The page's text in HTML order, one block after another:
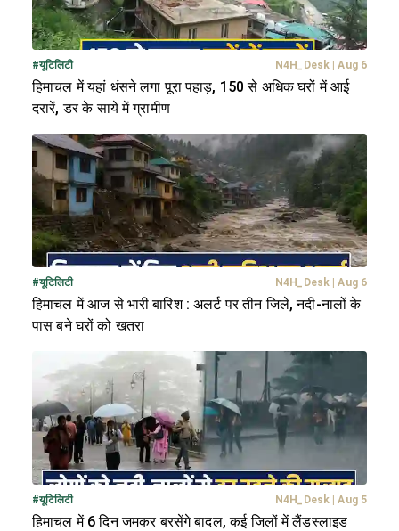
#यूटिलिटी N4H_Desk Aug 6
हिमाचल में यहां धंसने लगा पूरा पहाड़, 150 से अधिक घरों में आई
दरारें, डर के साये में ग्रामीण
#यूटिलिटी N4H_Desk Aug 6
हिमाचल में आज से भारी बारिश : अलर्ट पर तीन जिले, नदी-नालों के
पास बने घरों को खतरा
#यूटिलिटी N4H_Desk Aug 5
हिमाचल में 6 दिन जमकर बरसेंगे बादल, कई जिलों में लैंडस्लाइड